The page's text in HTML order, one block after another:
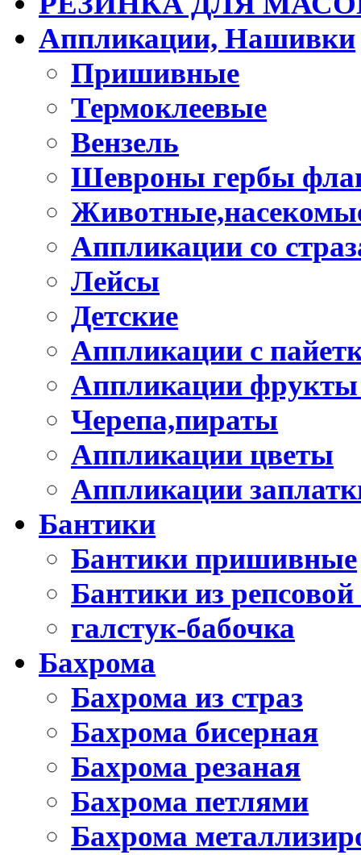
Аппликации, Нашивки
Пришивные
Термоклеевые
Вензель
Шевроны гербы
Аппликации со
Лейсы
Детские
Аппликации с
Аппликации
Черепа,пираты
Аппликации цветы
Аппликации
Бантики
Бантики пришивные
Бантики из
галстук-бабочка
Бахрома
Бахрома из страз
Бахрома бисерная
Бахрома резаная
Бахрома петлями
Бахрома